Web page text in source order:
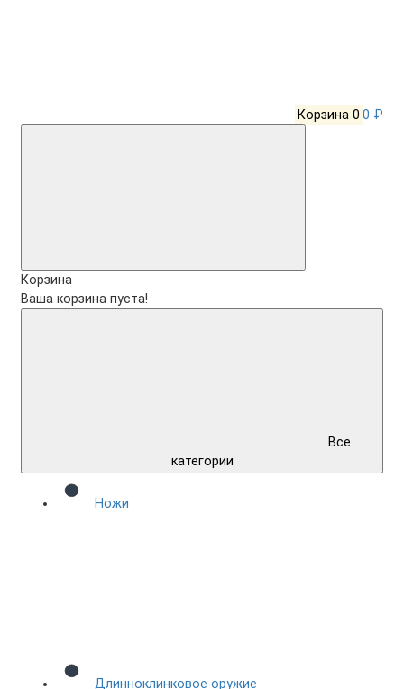
Корзина 0 0 ₽
Корзина
Ваша корзина пуста!
Все
категории
Ножи
Длинноклинковое оружие